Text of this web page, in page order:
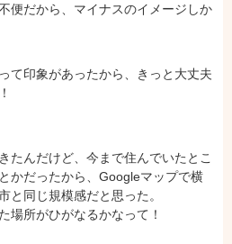
便だから、マイナスのイメージしか
て印象があったから、きっと大丈夫
たんだけど、今まで住んでいたとこ
かだったから、Googleマップで横
と同じ規模感だと思った。
場所がひがなるかなって！